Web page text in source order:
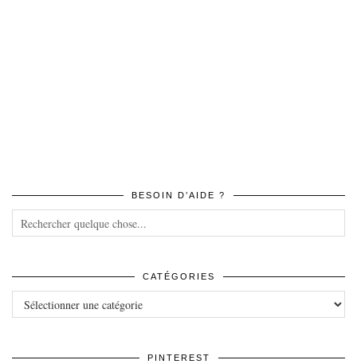
BESOIN D’AIDE ?
CATÉGORIES
Catégories
PINTEREST